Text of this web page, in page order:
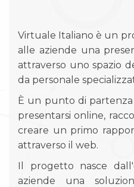
Virtuale Italiano è un
alle aziende una
attraverso uno spazio
da personale
È un punto di
presentarsi online,
creare un primo
attraverso il web.
Il progetto nasce
aziende una